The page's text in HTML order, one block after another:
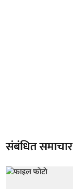
संबंधित समाचार